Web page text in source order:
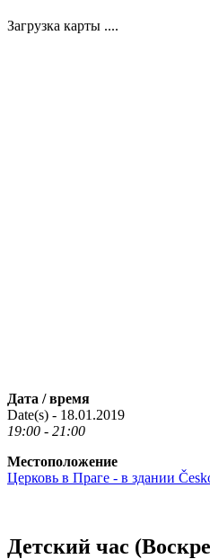
Загрузка карты ....
Дата / время
Date(s) - 18.01.2019
19:00 - 21:00
Местоположение
Церковь в Праге - в здании
Детский час